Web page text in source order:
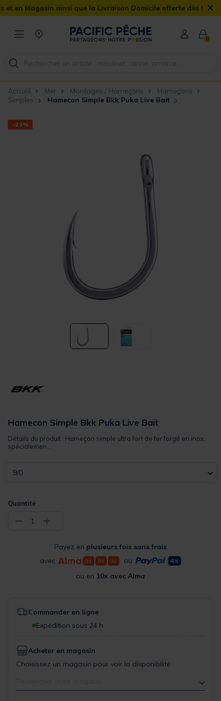
Magasin ainsi que la Livraison Domicile offerte dès 90€ ×
0
Accueil Mer Montages / Hameçons
Hameçons
Simples
Hamecon Simple Bkk Puka Live Bait
-23%
Hamecon Simple Bkk Puka Live Bait
Détails du produit : Hameçon simple ultra fort de fer forgé en inox,
spécialemen...
9/0
Quantité
− 1 +
Payez en plusieurs fois sans frais
avec
ou
ou en 10x avec Alma
Commander en ligne
Expédition sous 24 h
Acheter en magasin
Choisissez un magasin pour voir la disponibilité